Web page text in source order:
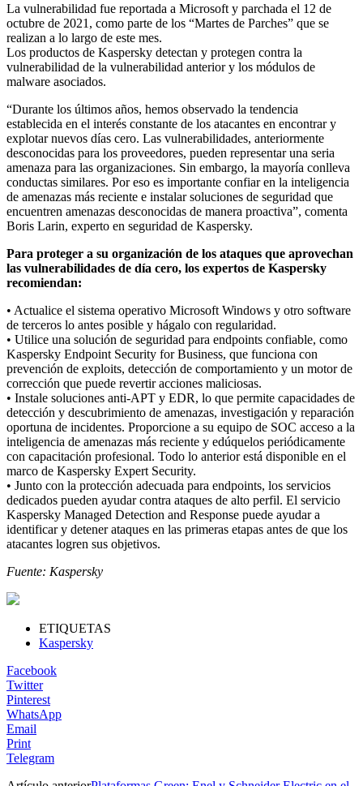
La vulnerabilidad fue reportada a Microsoft y parchada el 12 de
octubre de 2021, como parte de los “Martes de Parches” que se
realizan a lo largo de este mes.
Los productos de Kaspersky detectan y protegen contra la
vulnerabilidad de la vulnerabilidad anterior y los módulos de
malware asociados.
“Durante los últimos años, hemos observado la tendencia
establecida en el interés constante de los atacantes en encontrar y
explotar nuevos días cero. Las vulnerabilidades, anteriormente
desconocidas para los proveedores, pueden representar una seria
amenaza para las organizaciones. Sin embargo, la mayoría conlleva
conductas similares. Por eso es importante confiar en la inteligencia
de amenazas más reciente e instalar soluciones de seguridad que
encuentren amenazas desconocidas de manera proactiva”, comenta
Boris Larin, experto en seguridad de Kaspersky.
Para proteger a su organización de los ataques que aprovechan
las vulnerabilidades de día cero, los expertos de Kaspersky
recomiendan:
• Actualice el sistema operativo Microsoft Windows y otro software
de terceros lo antes posible y hágalo con regularidad.
• Utilice una solución de seguridad para endpoints confiable, como
Kaspersky Endpoint Security for Business, que funciona con
prevención de exploits, detección de comportamiento y un motor de
corrección que puede revertir acciones maliciosas.
• Instale soluciones anti-APT y EDR, lo que permite capacidades de
detección y descubrimiento de amenazas, investigación y reparación
oportuna de incidentes. Proporcione a su equipo de SOC acceso a la
inteligencia de amenazas más reciente y edúquelos periódicamente
con capacitación profesional. Todo lo anterior está disponible en el
marco de Kaspersky Expert Security.
• Junto con la protección adecuada para endpoints, los servicios
dedicados pueden ayudar contra ataques de alto perfil. El servicio
Kaspersky Managed Detection and Response puede ayudar a
identificar y detener ataques en las primeras etapas antes de que los
atacantes logren sus objetivos.
Fuente: Kaspersky
ETIQUETAS
Kaspersky
Facebook
Twitter
Pinterest
WhatsApp
Email
Print
Telegram